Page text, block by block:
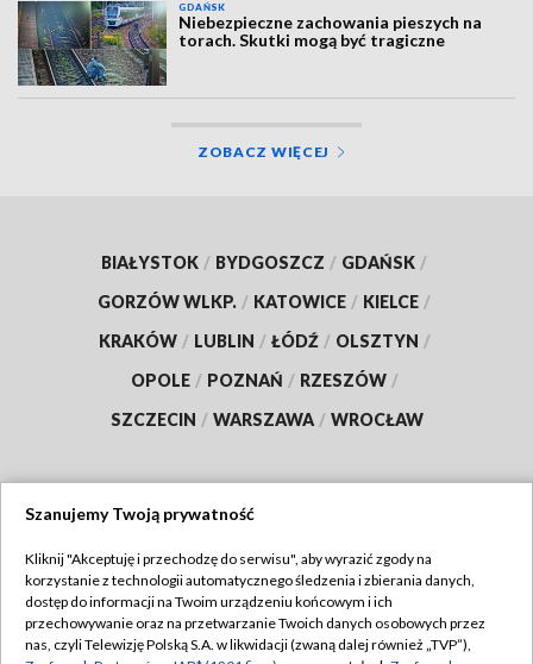
GDAŃSK
Niebezpieczne zachowania pieszych na
torach. Skutki mogą być tragiczne
ZOBACZ WIĘCEJ
BIAŁYSTOK / BYDGOSZCZ / GDAŃSK /
GORZÓW WLKP. / KATOWICE / KIELCE /
KRAKÓW / LUBLIN / ŁÓDŹ / OLSZTYN /
OPOLE / POZNAŃ / RZESZÓW /
SZCZECIN / WARSZAWA / WROCŁAW
TVP
Abonament TVP
Regulamin TVP
Szanujemy Twoją prywatność
Kliknij "Akceptuję i przechodzę do serwisu", aby wyrazić zgody na
korzystanie z technologii automatycznego śledzenia i zbierania danych,
dostęp do informacji na Twoim urządzeniu końcowym i ich
przechowywanie oraz na przetwarzanie Twoich danych osobowych przez
nas, czyli Telewizję Polską S.A. w likwidacji (zwaną dalej również „TVP”),